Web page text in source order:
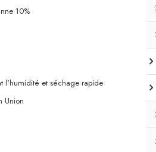
10%
l'humidité et séchage rapide
Union